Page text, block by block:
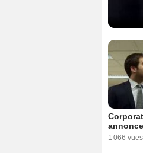
1 066 vues